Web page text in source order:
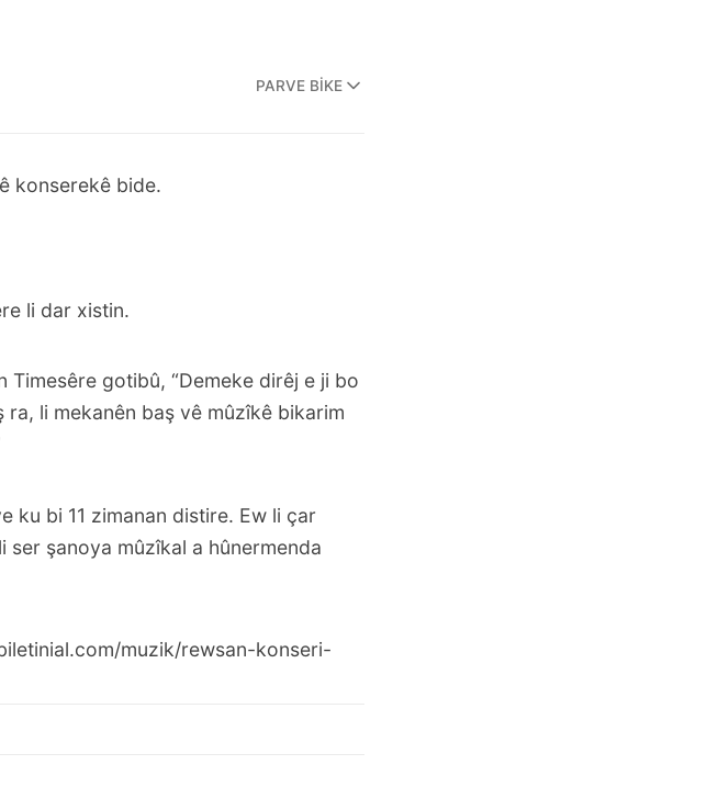
PARVE BIKE
konserekê bide.
li dar xistin.
Timesêre gotibû, “Demeke dirêj e ji bo
li mekanên baş vê mûzîkê bikarim
ku bi 11 zimanan distire. Ew li çar
ser şanoya mûzîkal a hûnermenda
muzik/rewsan-konseri-